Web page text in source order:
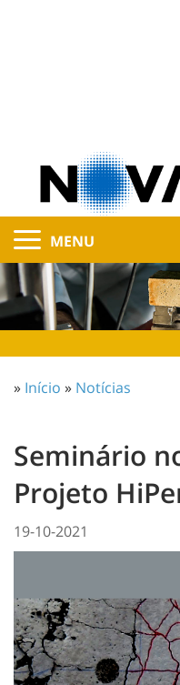
MENU
» Início » Notícias
Seminário
Projeto
19-10-2021